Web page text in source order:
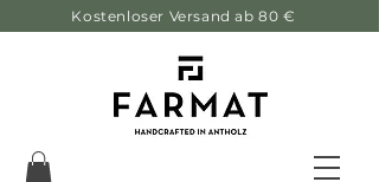
Kostenloser Versand ab 80 €